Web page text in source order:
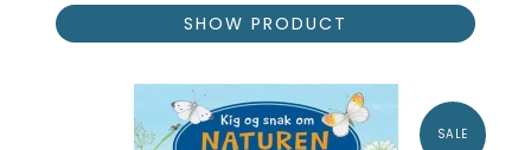
SHOW PRODUCT
SALE